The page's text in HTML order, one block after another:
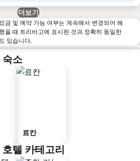
더보기
금 및 예약 가능 여부는 계속해서 변경되어 해
을 때 트리바고에 표시된 것과 정확히 동일한
있습니다.
소
료칸
텔 카테고리